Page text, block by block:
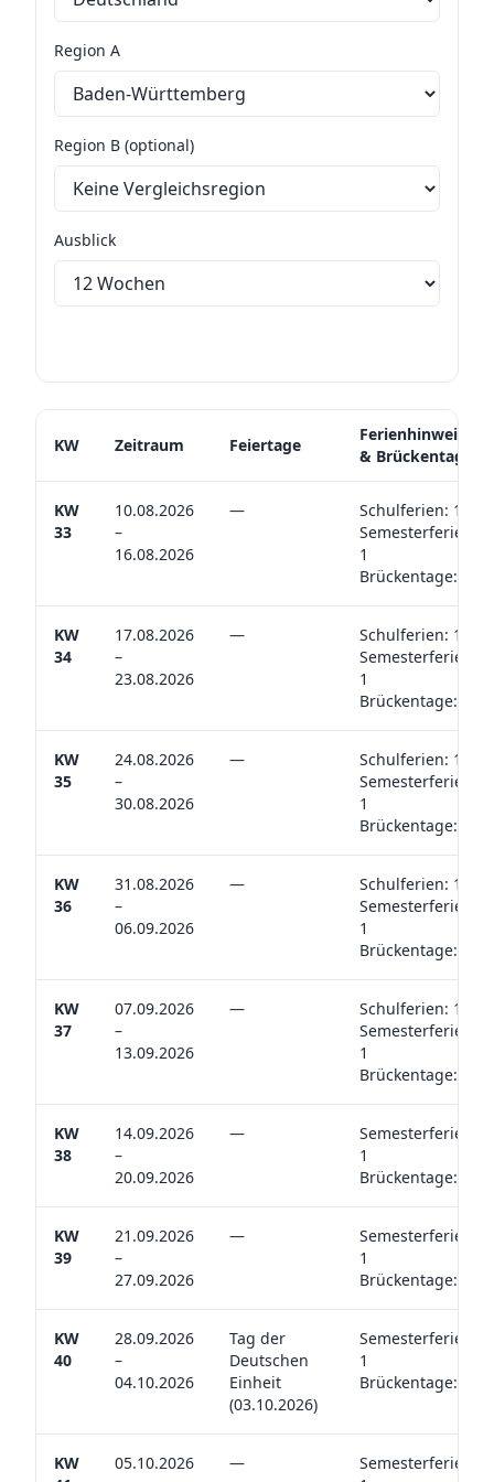
Region A
Region B (optional)
Ausblick
KW Zeitraum Feiertage
Ferienhinweise
& Brückentage
KW
33
10.08.2026
–
16.08.2026
—
Schulferien: 1
Semesterferien:
1
Brückentage: 0
KW
34
17.08.2026
–
23.08.2026
—
Schulferien: 1
Semesterferien:
1
Brückentage: 0
KW
35
24.08.2026
–
30.08.2026
—
Schulferien: 1
Semesterferien:
1
Brückentage: 0
KW
36
31.08.2026
–
06.09.2026
—
Schulferien: 1
Semesterferien:
1
Brückentage: 0
KW
37
07.09.2026
–
13.09.2026
—
Schulferien: 1
Semesterferien:
1
Brückentage: 0
KW
38
14.09.2026
–
20.09.2026
—
Semesterferien:
1
Brückentage: 0
KW
39
21.09.2026
–
27.09.2026
—
Semesterferien:
1
Brückentage: 0
KW
40
28.09.2026
–
04.10.2026
Tag der
Deutschen
Einheit
(03.10.2026)
Semesterferien:
1
Brückentage: 0
KW
05.10.2026
—
Semesterferien: